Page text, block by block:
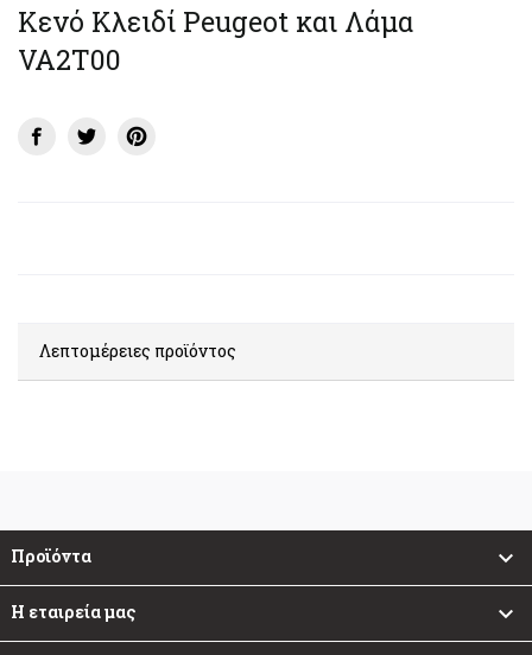
Κενό Κλειδί Peugeot και Λάμα
VA2T00
Λεπτομέρειες προϊόντος
Προϊόντα 
Η εταιρεία μας 